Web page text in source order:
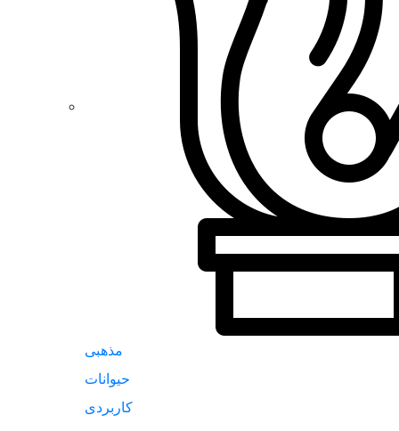
مذهبی
حیوانات
کاربردی